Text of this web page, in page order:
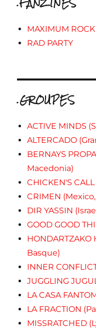
MAXIMUM ROCK
RAD PARTY
.GROUPES
ACTIVE MINDS
ALTERCADO
BERNAYS
Macedonia)
CHICKEN'S
CRIMEN
DIR YASSIN
GOOD GOOD
HONDARTZAKO
Basque)
INNER
JUGGLING
LA CASA
LA FRACTION
MISSRATCHED